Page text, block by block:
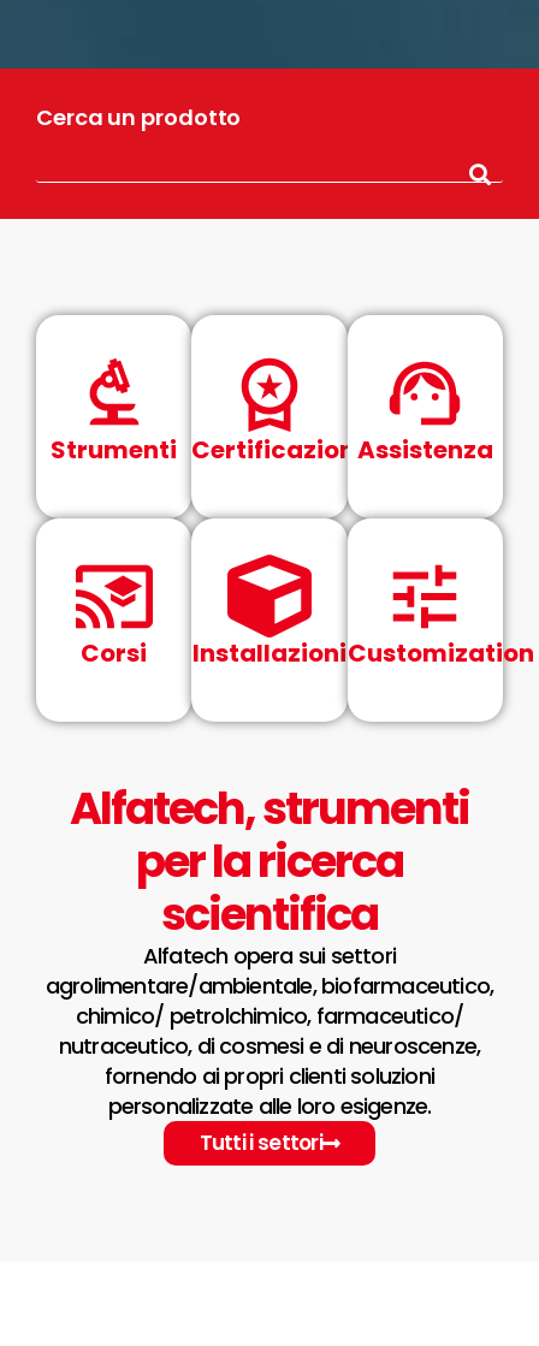
Cerca un prodotto
Strumenti CertificazioniAssistenza
Corsi InstallazioniCustomization
Alfatech, strumenti
per la ricerca
scientifica
Alfatech opera sui settori
agrolimentare/ambientale, biofarmaceutico,
chimico/ petrolchimico, farmaceutico/
nutraceutico, di cosmesi e di neuroscenze,
fornendo ai propri clienti soluzioni
personalizzate alle loro esigenze.
Tutti i settori